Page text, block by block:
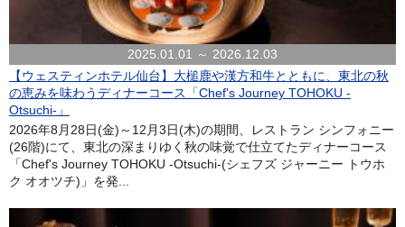
2025.01.01 ～ 2026.12.03
【ウェスティンホテル仙台】大槌鹿や漢方和牛とともに、東北の秋
の恵みを味わうディナーコース「Chef's Journey TOHOKU -
Otsuchi-」
2026年8月28日(金)～12月3日(木)の期間、レストラン シンフォニー
(26階)にて、東北の深まりゆく秋の味覚で仕立てたディナーコース
「Chef's Journey TOHOKU -Otsuchi-(シェフズ ジャーニー トウホ
ク オオツチ)」を発...